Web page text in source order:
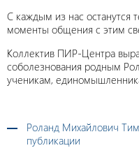
С каждым из нас останутся
моменты общения с этим
Коллектив ПИР-Центра
соболезнования родным
ученикам,
Роланд Михайлович
публикации